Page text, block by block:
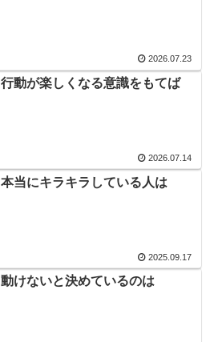
2026.07.23
行動が楽しくなる意識をもてば
2026.07.14
本当にキラキラしている人は
2025.09.17
動けないと決めているのは